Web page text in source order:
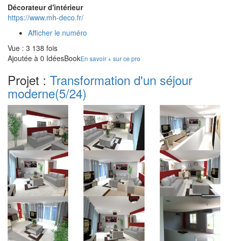
Décorateur d'intérieur
https://www.mh-deco.fr/
Afficher le numéro
Vue : 3 138 fois
Ajoutée à 0 IdéesBookEn savoir + sur ce pro
Projet : Transformation d'un séjour
moderne(5/24)